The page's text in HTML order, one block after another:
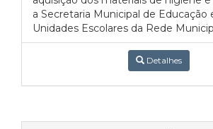
a Secretaria Municipal de Educação
Unidades Escolares da Rede
Detalhes